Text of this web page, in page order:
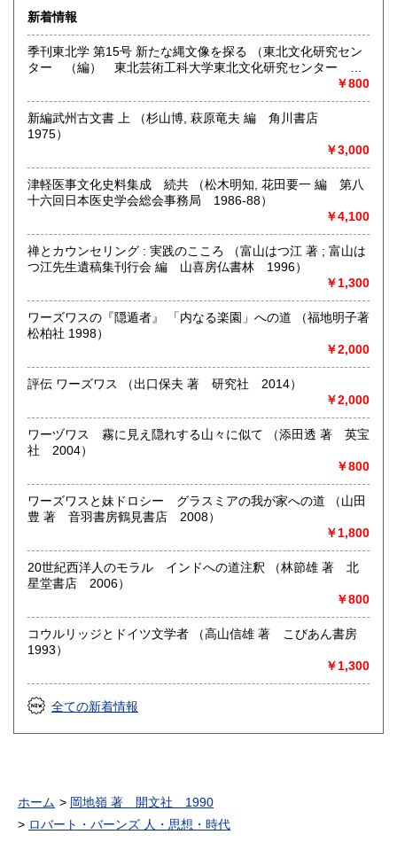
佐賀県
熊本県 610円 大分県 610円
610円
沖縄県 610円
沿線名：JR線・地下鉄線・西武線・東武線
最寄駅：池袋駅、椎名町駅より徒歩10分
営業時間：店舗はありません(ご来店の際は要連絡)
定休日：日曜日
新しい学術書を中心に積極的にしております。
電話でご連絡いただければ対応いたします。
取り扱い分野
哲学宗教、歴史、社会科学、自然科学、美術工芸、国語国
新着情報
季刊東北学 第15号 新たな縄文像を探る （東北文化研究セン
ター （編） 東北芸術工科大学東北文化研究センター
￥800
新編武州古文書 上 （杉山博, 萩原竜夫 編 角川書店
1975）
￥3,000
津軽医事文化史料集成 続共 （松木明知, 花田要一 編 第八
十六回日本医史学会総会事務局 1986-88）
￥4,100
禅とカウンセリング : 実践のこころ （富山はつ江 著 ; 富山は
つ江先生遺稿集刊行会 編 山喜房仏書林 1996）
￥1,300
ワーズワスの『隠遁者』 「内なる楽園」への道 （福地明子著
松柏社 1998）
￥2,000
評伝 ワーズワス （出口保夫 著 研究社 2014）
￥2,000
ワーヅワス 霧に見え隠れする山々に似て （添田透 著 英宝
社 2004）
￥800
ワーズワスと妹ドロシー グラスミアの我が家への道 （山田
豊 著 音羽書房鶴見書店 2008）
￥1,800
20世紀西洋人のモラル インドへの道注釈 （林節雄 著 北
星堂書店 2006）
￥800
コウルリッジとドイツ文学者 （高山信雄 著 こびあん書房
1993）
￥1,300
全ての新着情報
ホーム
岡地嶺 著 開文社 1990
ロバート・バーンズ 人・思想・時代